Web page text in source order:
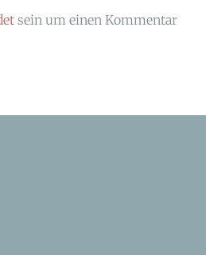
sein um einen Kommentar